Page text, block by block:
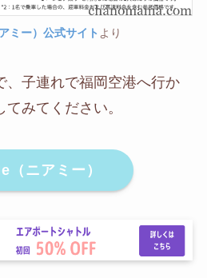
ミー）公式サイト より
、子連れで福岡空港へ行か
みてください。
（ニアミー）